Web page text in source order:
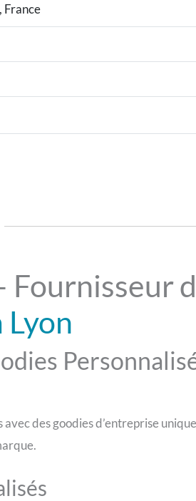
France
Fournisseur
Lyon
des goodies d’entreprise